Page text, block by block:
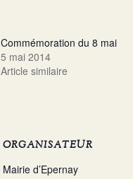
Commémoration du 8 mai
5 mai 2014
Article similaire
ORGANISATEUR
Mairie d’Epernay